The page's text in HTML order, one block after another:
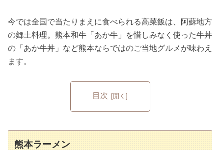
今では全国で当たりまえに食べられる高菜飯は、阿蘇地方
の郷土料理。熊本和牛「あか牛」を惜しみなく使った牛丼
の「あか牛丼」など熊本ならではのご当地グルメが味わえ
ます。
目次
熊本ラーメン